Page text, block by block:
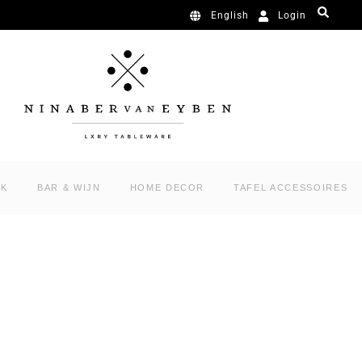
English Login
BAR & WIJN HOME DECOR TAFEL ACCESSOIRES